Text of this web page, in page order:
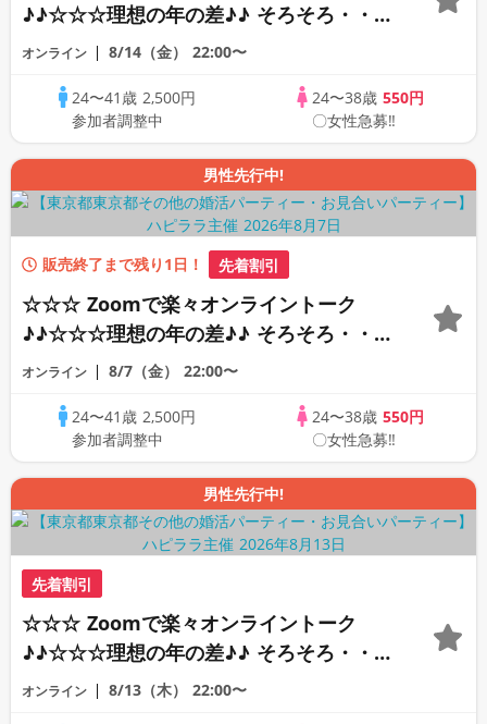
♪♪☆☆☆理想の年の差♪♪ そろそろ・・・
素敵な恋人見つけたい♪ ♪☆カジュアルな
行あり♪♪
オンライン 8/14（金） 22:00〜
24〜41歳 2,500円
参加者調整中
24〜38歳 550円
〇女性急募‼
男性先行中!
販売終了まで残り1日！ 先着割引
☆☆☆ Zoomで楽々オンライントーク
♪♪☆☆☆理想の年の差♪♪ そろそろ・・・
素敵な恋人見つけたい♪ ♪☆カジュアルな
行あり♪♪
オンライン 8/7（金） 22:00〜
24〜41歳 2,500円
参加者調整中
24〜38歳 550円
〇女性急募‼
男性先行中!
先着割引
☆☆☆ Zoomで楽々オンライントーク
♪♪☆☆☆理想の年の差♪♪ そろそろ・・・
素敵な恋人見つけたい♪ ♪☆カジュアルな
オンライン 8/13（木） 22:00〜